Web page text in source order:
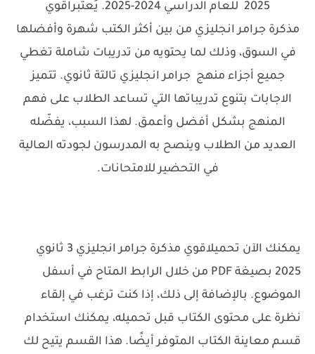
2025 للعام الدراسي 2024-2025. يُعتبراقوي
مذكرة جرامر انجليزي من بين أكثر الكتب شهرة وأفضلها
في السوق، وذلك لما يحتويه من تدريبات شاملة تغطي
جميع أجزاء منهج جرامر انجليزي تالتة ثانوي. تتميز
الاجابات بتنوع تدريباتها التي تساعد الطلاب على فهم
المنهج بشكل أفضل وأعمق. لهذا السبب، يفضّله
العديد من الطلاب وينصح به المدرسون لجودته العالية
في التحضير للامتحانات.
يمكنك الآن تحميلاقوي مذكرة جرامر انجليزي 3 ثانوي
2025 بصيغة PDF من خلال الرابط المتاح في أسفل
الموضوع. بالإضافة إلى ذلك، إذا كنت ترغب في إلقاء
نظرة على محتوى الكتاب قبل تحميله، يمكنك استخدام
قسم معاينة الكتاب المتوفر أيضًا. هذا القسم يتيح لك